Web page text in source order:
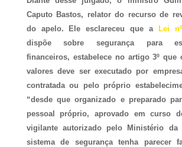
Caputo Bastos, relator do recurso de
do apelo. Ele esclareceu que a
Lei
dispõe sobre segurança para
financeiros, estabelece no artigo 3º que
valores deve ser executado por
contratada ou pelo próprio
“desde que organizado e preparado
pessoal próprio, aprovado em curso
vigilante autorizado pelo Ministério
sistema de segurança tenha parecer